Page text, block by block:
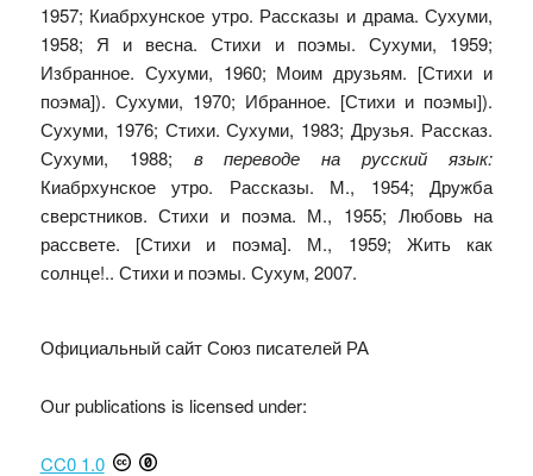
1957; Киабрхунское утро. Рассказы и драма. Сухуми,
1958; Я и весна. Стихи и поэмы. Сухуми, 1959;
Избранное. Сухуми, 1960; Моим друзьям. [Стихи и
поэма]). Сухуми, 1970; Ибранное. [Стихи и поэмы]).
Сухуми, 1976; Стихи. Сухуми, 1983; Друзья. Рассказ.
Сухуми, 1988; в переводе на русский язык:
Киабрхунское утро. Рассказы. М., 1954; Дружба
сверстников. Стихи и поэма. М., 1955; Любовь на
рассвете. [Стихи и поэма]. М., 1959; Жить как
солнце!.. Стихи и поэмы. Сухум, 2007.
Официальный сайт Союз писателей РА
Our publications is licensed under:
CC0 1.0